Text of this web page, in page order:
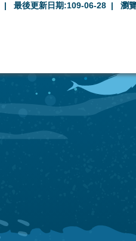
最後更新日期:109-06-28 瀏